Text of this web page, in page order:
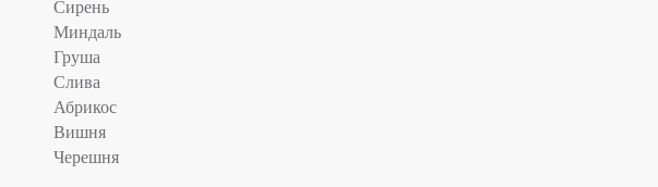
Сирень
Миндаль
Груша
Слива
Абрикос
Вишня
Черешня